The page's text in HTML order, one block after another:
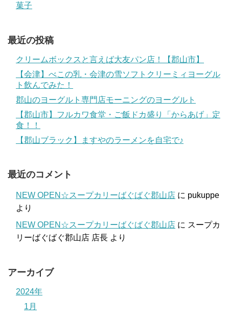
菓子
最近の投稿
クリームボックスと言えば大友パン店！【郡山市】
【会津】べこの乳・会津の雪ソフトクリーミィヨーグル
ト飲んでみた！
郡山のヨーグルト専門店モーニングのヨーグルト
【郡山市】フルカワ食堂・ご飯ドカ盛り「からあげ」定
食！！
【郡山ブラック】ますやのラーメンを自宅で♪
最近のコメント
NEW OPEN☆スープカリーばぐばぐ郡山店 に pukuppe
より
NEW OPEN☆スープカリーばぐばぐ郡山店 に スープカ
リーばぐばぐ郡山店 店長 より
アーカイブ
2024年
1月